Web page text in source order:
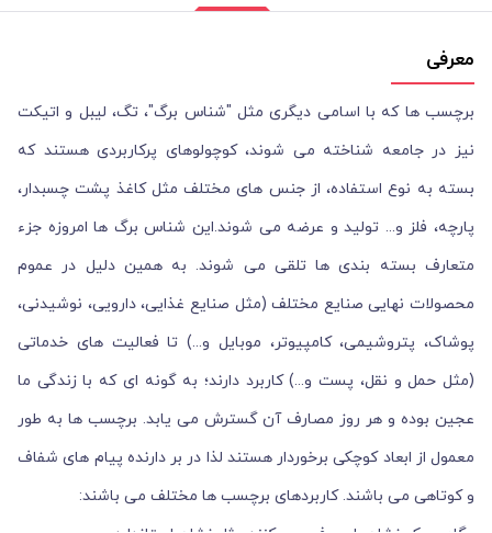
معرفی
برچسب ها که با اسامی دیگری مثل "شناس برگ"، تگ، لیبل و اتیکت
نیز در جامعه شناخته می شوند، کوچولوهای پرکاربردی هستند که
بسته به نوع استفاده، از جنس های مختلف مثل کاغذ پشت چسبدار،
پارچه، فلز و... تولید و عرضه می شوند.این شناس برگ ها امروزه جزء
متعارف بسته بندی ها تلقی می شوند. به همین دلیل در عموم
محصولات نهایی صنایع مختلف (مثل صنایع غذایی، دارویی، نوشیدنی،
پوشاک، پتروشیمی، کامپیوتر، موبایل و...) تا فعالیت های خدماتی
(مثل حمل و نقل، پست و...) کاربرد دارند؛ به گونه ای که با زندگی ما
عجین بوده و هر روز مصارف آن گسترش می یابد. برچسب ها به طور
معمول از ابعاد کوچکی برخوردار هستند لذا در بر دارنده پیام های شفاف
و کوتاهی می باشند. کاربردهای برچسب ها مختلف می باشند: